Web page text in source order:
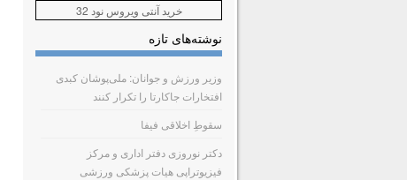
خرید آنتی ویروس نود 32
نوشته‌های تازه
وزیر ورزش و جوانان: ملی‌پوشان کبدی
افتخارات جاکارتا را تکرار کنند
سقوطِ اخلاقی فیفا
دکتر نوروزی دفتر اداری و مرکز
فیزیوتراپی هیات پزشکی ورزشی